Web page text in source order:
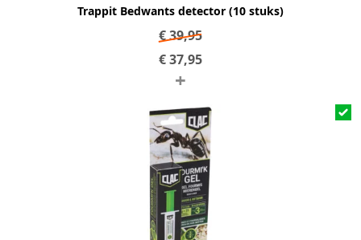
Trappit Bedwants detector (10 stuks)
€39,95
€37,95
+